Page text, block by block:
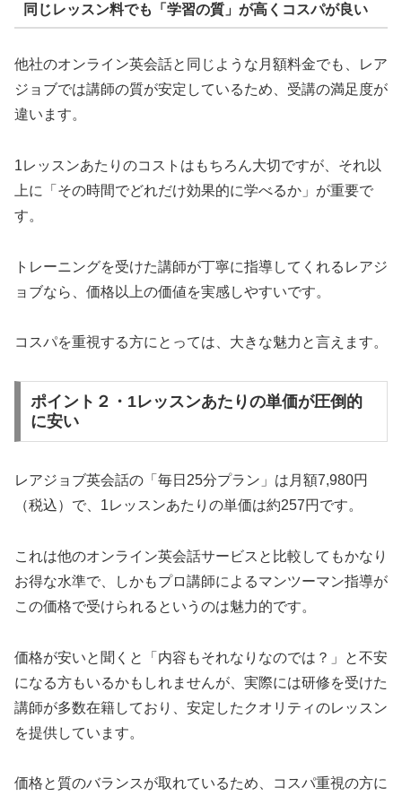
同じレッスン料でも「学習の質」が高くコスパが良い
他社のオンライン英会話と同じような月額料金でも、レア
ジョブでは講師の質が安定しているため、受講の満足度が
違います。
1レッスンあたりのコストはもちろん大切ですが、それ以
上に「その時間でどれだけ効果的に学べるか」が重要で
す。
トレーニングを受けた講師が丁寧に指導してくれるレアジ
ョブなら、価格以上の価値を実感しやすいです。
コスパを重視する方にとっては、大きな魅力と言えます。
ポイント２・1レッスンあたりの単価が圧倒的
に安い
レアジョブ英会話の「毎日25分プラン」は月額7,980円
（税込）で、1レッスンあたりの単価は約257円です。
これは他のオンライン英会話サービスと比較してもかなり
お得な水準で、しかもプロ講師によるマンツーマン指導が
この価格で受けられるというのは魅力的です。
価格が安いと聞くと「内容もそれなりなのでは？」と不安
になる方もいるかもしれませんが、実際には研修を受けた
講師が多数在籍しており、安定したクオリティのレッスン
を提供しています。
価格と質のバランスが取れているため、コスパ重視の方に